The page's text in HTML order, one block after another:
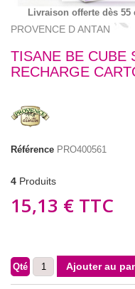
Livraison offerte dès 55
PROVENCE D ANTAN
TISANE BE CUBE
RECHARGE
Référence PRO400561
4 Produits
15,13 € TTC
Qté Ajouter au